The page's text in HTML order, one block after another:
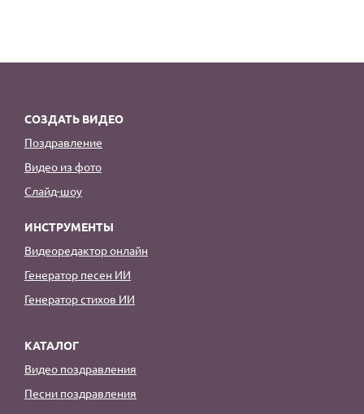
СОЗДАТЬ ВИДЕО
Поздравление
Видео из фото
Слайд-шоу
ИНСТРУМЕНТЫ
Видеоредактор онлайн
Генератор песен ИИ
Генератор стихов ИИ
КАТАЛОГ
Видео поздравления
Песни поздравления